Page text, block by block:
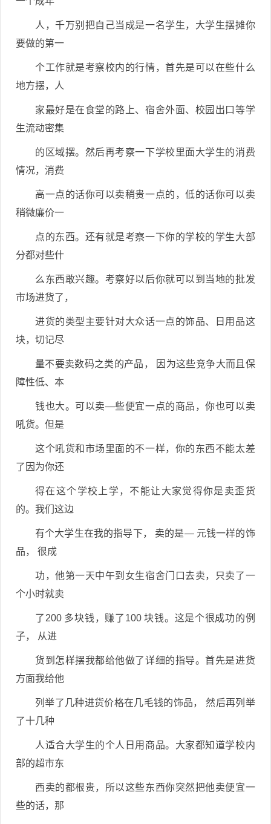
人，千万别把自己当成是一名学生，大学生摆摊你
要做的第一
个工作就是考察校内的行情，首先是可以在些什么
地方摆，人
家最好是在食堂的路上、宿舍外面、校园出口等学
生流动密集
的区域摆。然后再考察一下学校里面大学生的消费
情况，消费
高一点的话你可以卖稍贵一点的，低的话你可以卖
稍微廉价一
点的东西。还有就是考察一下你的学校的学生大部
分都对些什
么东西敢兴趣。考察好以后你就可以到当地的批发
市场进货了，
进货的类型主要针对大众话一点的饰品、日用品这
块，切记尽
量不要卖数码之类的产品， 因为这些竞争大而且保
障性低、本
钱也大。可以卖—些便宜一点的商品，你也可以卖
吼货。但是
这个吼货和市场里面的不一样，你的东西不能太差
了因为你还
得在这个学校上学，不能让大家觉得你是卖歪货
的。我们这边
有个大学生在我的指导下， 卖的是— 元钱一样的饰
品， 很成
功，他第一天中午到女生宿舍门口去卖，只卖了一
个小时就卖
了200 多块钱，赚了100 块钱。这是个很成功的例
子， 从进
货到怎样摆我都给他做了详细的指导。首先是进货
方面我给他
列举了几种进货价格在几毛钱的饰品， 然后再列举
了十几种
人适合大学生的个人日用商品。大家都知道学校内
部的超市东
西卖的都根贵，所以这些东西你突然把他卖便宜一
些的话，那